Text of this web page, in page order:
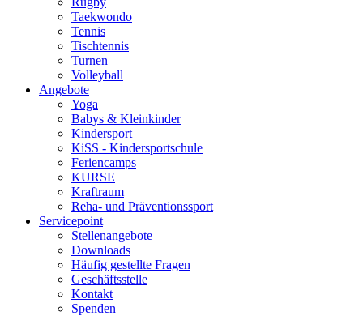
Taekwondo
Tennis
Tischtennis
Turnen
Volleyball
Angebote
Yoga
Babys & Kleinkinder
Kindersport
KiSS - Kindersportschule
Feriencamps
KURSE
Kraftraum
Reha- und Präventionssport
Servicepoint
Stellenangebote
Downloads
Häufig gestellte Fragen
Geschäftsstelle
Kontakt
Spenden